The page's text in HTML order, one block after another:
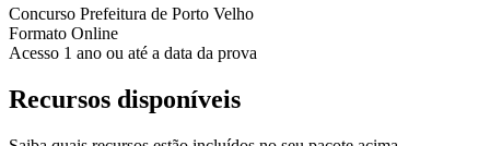
Concurso Prefeitura de Porto Velho
Formato Online
Acesso 1 ano ou até a data da prova
Recursos disponíveis